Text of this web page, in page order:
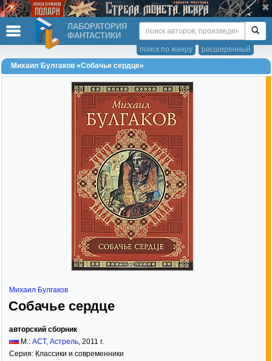
ЛАБОРАТОРИЯ
ФАНТАСТИКИ
расширенный
поиск по жанру
Михаил Булгаков «Собачье сердце»
Михаил Булгаков
Собачье сердце
авторский сборник
М.: АСТ, Астрель, 2011 г.
Серия: Классики и современники